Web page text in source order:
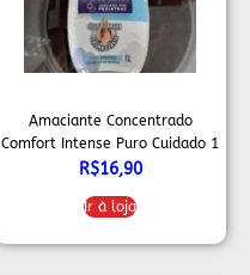
Amaciante Concentrado
Comfort Intense Puro Cuidado 1
L
R$16,90
Ir à loja